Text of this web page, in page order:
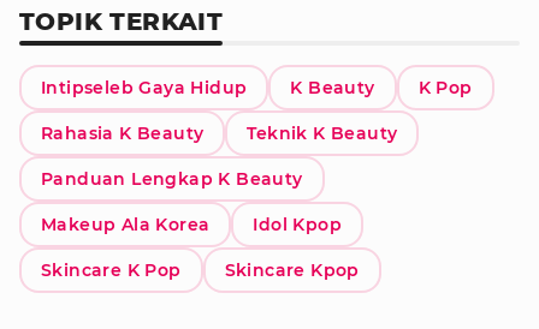
TOPIK TERKAIT
Intipseleb Gaya Hidup K Beauty K Pop
Rahasia K Beauty Teknik K Beauty
Panduan Lengkap K Beauty
Makeup Ala Korea Idol Kpop
Skincare K Pop Skincare Kpop